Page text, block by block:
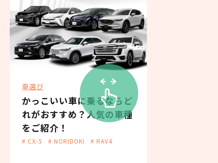
自動車ローン
384 万円
3,841,200円
NORIDOKIが提案するカーライフ
エット」を引き継ぎながらも第2世代TNGAプラット
フォームによるさらなる低重心化、19インチ大径タ
イヤの採用で、よりスタイリッシュなプロポーショ
ンに生まれ変わりました。
エクステリアは、シンプルでありながら抑揚のある
ボディ造形となっており、長く愛されるための「感
性に響くエモーション」と「普遍的な美しさ」を表
現。
インテリアは「アイランドアーキテクチャー」コン
セプトにより、圧迫感のない広々とした空間と運転
に集中しやすいコックピットを両立。直感的に操作
ができ、ドライビングを楽しめる室内空間としまし
た
トヨタ プリウスの
スペック
グレード
G
車選び
かっこいい車に乗るならど
れがおすすめ？人気の車種
をご紹介！
# CX-5 # NORIDOKI # RAV4